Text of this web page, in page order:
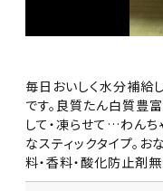
毎日おいしく水分補給
です。良質たん白質豊
して・凍らせて…わん
なスティックタイプ。
料・香料・酸化防止剤無